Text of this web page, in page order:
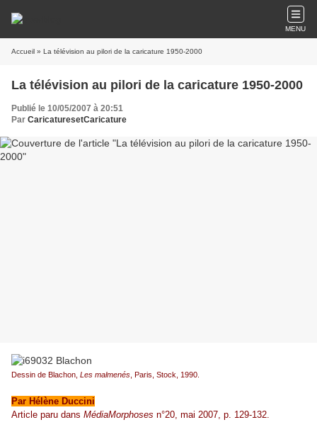
MENU
Accueil » La télévision au pilori de la caricature 1950-2000
La télévision au pilori de la caricature 1950-2000
Publié le 10/05/2007 à 20:51
Par CaricaturesetCaricature
Dessin de Blachon, Les malmenés , Paris, Stock, 1990.
Par Hélène Duccini
Article paru dans MédiaMorphoses n°20, mai 2007, p. 129-132.